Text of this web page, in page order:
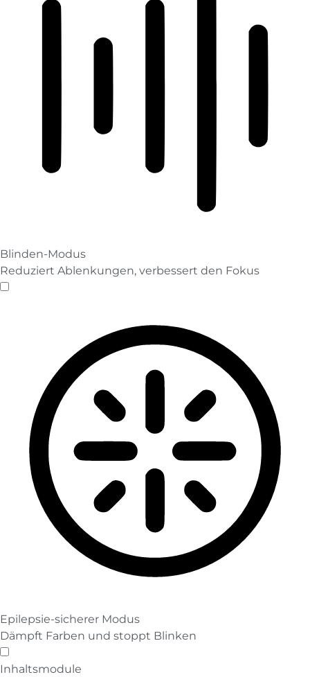
Blinden-Modus
Reduziert Ablenkungen, verbessert den Fokus
Blinden-Modus
Epilepsie-sicherer Modus
Dämpft Farben und stoppt Blinken
Epilepsie-sicherer Modus
Inhaltsmodule